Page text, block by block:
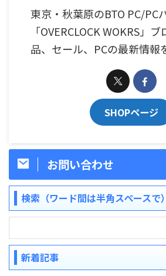
東京・秋葉原のBTO PC/PC
「OVERCLOCK WOKRS」
品、セール、PCの最新情報
SHOPページ
お問い合わせ
検索（ワード間は半角スペースで）
新着記事